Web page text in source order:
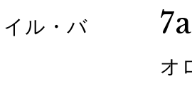
ル・バ
オ